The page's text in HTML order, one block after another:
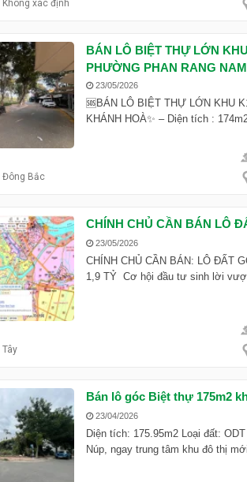
Không xác định
BÁN LÔ BIỆT THỰ LỚN
PHƯỜNG PHAN RANG
23/05/2026
🆘BÁN LÔ BIỆT THỰ LỚN KHU
KHÁNH HOÀ✨ – Diện tích :
Đông Bắc
CHÍNH CHỦ CẦN BÁN LÔ
23/05/2026
CHÍNH CHỦ CẦN BÁN: LÔ ĐẤT
1,9 TỶ Cơ hội đầu tư sinh lời vượt
Tây
Bán lô góc Biệt thự 175m2
23/04/2026
Diện tích: 175.95m2 Loại đất:
Núp, ngay trung tâm khu đô thị